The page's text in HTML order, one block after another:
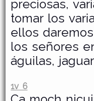
preciosas,
tomar los
ellos
los señores
águilas,
1v 6